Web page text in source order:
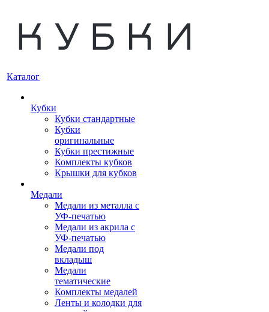
Каталог
Кубки
Кубки стандартные
Кубки
оригинальные
Кубки престижные
Комплекты кубков
Крышки для кубков
Медали
Медали из металла с
УФ-печатью
Медали из акрила с
УФ-печатью
Медали под
вкладыш
Медали
тематические
Комплекты медалей
Ленты и колодки для